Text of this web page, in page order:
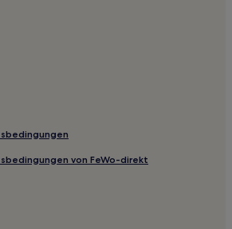
San José
von FeWo-direkt